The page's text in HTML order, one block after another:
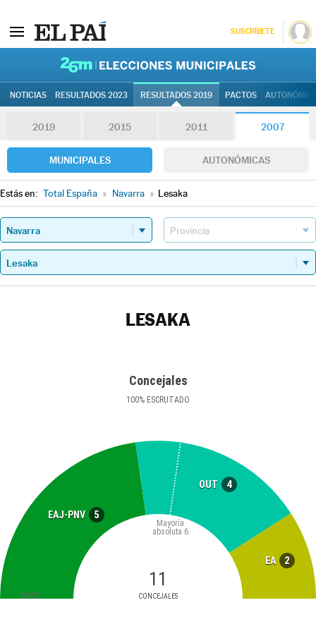
SUSCRÍBETE
NOTICIAS RESULTADOS 2023 RESULTADOS 2019 PACTOS
2019 2015 2011 2007
MUNICIPALES AUTONÓMICAS
Estás en: Total España » Navarra » Lesaka
LESAKA
Concejales
100% ESCRUTADO
EAJ-PNV 5
OUT 4
EA 2
11
CONCEJALES
Mayoría
absoluta 6
2007